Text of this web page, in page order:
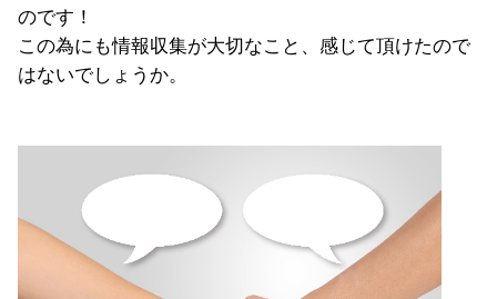
のです！
この為にも情報収集が大切なこと、感じて頂けたので
はないでしょうか。